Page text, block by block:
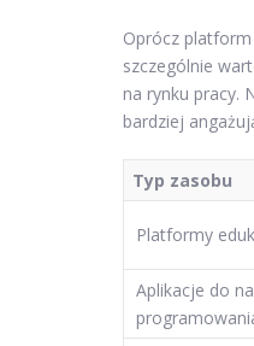
Oprócz
szczególnie
na rynku pracy.
bardziej
Typ zasobu
Platformy
Aplikacje do